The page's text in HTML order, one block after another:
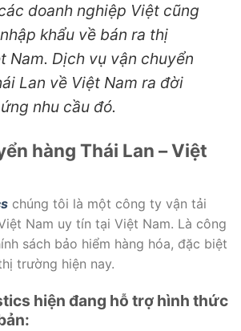
doanh nghiệp Việt cũng
khẩu về bán ra thị
Nam. Dịch vụ vận chuyển
Lan về Việt Nam ra đời
nhu cầu đó.
hàng Thái Lan – Việt
chúng tôi là một công ty vận tải
Nam uy tín tại Việt Nam. Là công
sách bảo hiểm hàng hóa, đặc biệt
trường hiện nay.
hiện đang hỗ trợ hình thức